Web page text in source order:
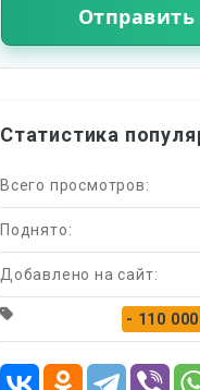
Статистика
Всего просмотров:
Поднято:
Добавлено на сайт:
- 110